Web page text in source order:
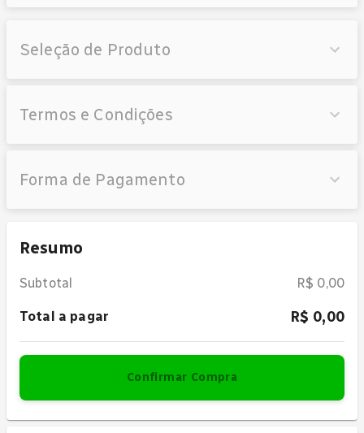
Seleção de Produto
Termos e Condições
Forma de Pagamento
Resumo
Subtotal R$ 0,00
Total a pagar R$ 0,00
Confirmar Compra